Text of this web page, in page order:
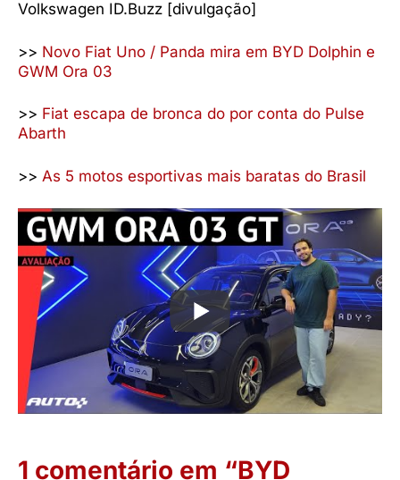
Volkswagen ID.Buzz [divulgação]
>> Novo Fiat Uno / Panda mira em BYD Dolphin e
GWM Ora 03
>> Fiat escapa de bronca do por conta do Pulse
Abarth
>> As 5 motos esportivas mais baratas do Brasil
1 comentário em “BYD